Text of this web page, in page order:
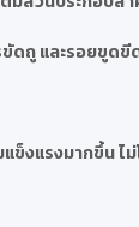
ดถู และรอยขูดขี
ข็งแรงมากขึ้น ไ